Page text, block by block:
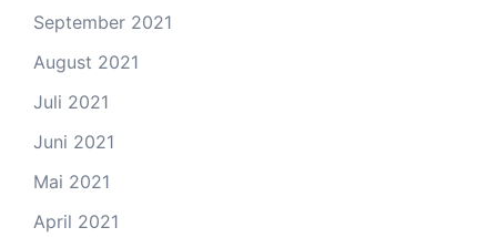
September 2021
August 2021
Juli 2021
Juni 2021
Mai 2021
April 2021